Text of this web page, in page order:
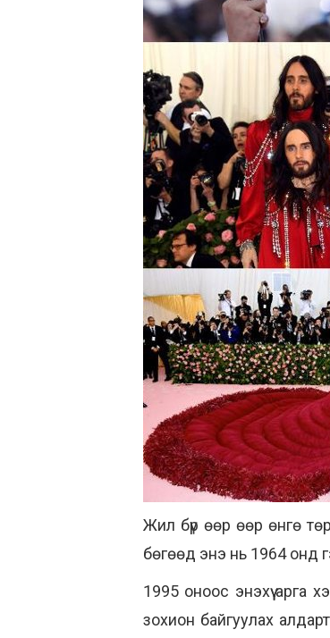
Жил бүр өөр өөр өнгө
бөгөөд энэ нь 1964 онд
1995 оноос энэхүү арга
зохион байгуулах